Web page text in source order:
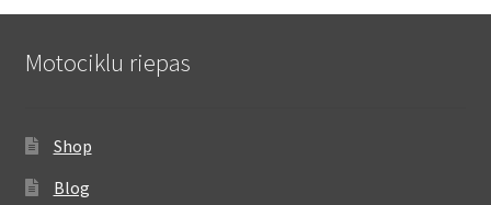
Motociklu riepas
Shop
Blog